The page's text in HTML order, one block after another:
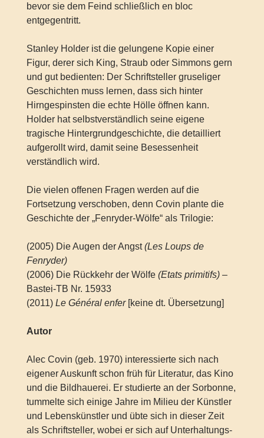
bevor sie dem Feind schließlich en bloc
entgegentritt.
Stanley Holder ist die gelungene Kopie einer
Figur, derer sich King, Straub oder Simmons gern
und gut bedienten: Der Schriftsteller gruseliger
Geschichten muss lernen, dass sich hinter
Hirngespinsten die echte Hölle öffnen kann.
Holder hat selbstverständlich seine eigene
tragische Hintergrundgeschichte, die detailliert
aufgerollt wird, damit seine Besessenheit
verständlich wird.
Die vielen offenen Fragen werden auf die
Fortsetzung verschoben, denn Covin plante die
Geschichte der „Fenryder-Wölfe“ als Trilogie:
(2005) Die Augen der Angst(Les Loups de
Fenryder)
(2006) Die Rückkehr der Wölfe (Etats primitifs)–
Bastei-TB Nr. 15933
(2011) Le Général enfer[keine dt. Übersetzung]
Autor
Alec Covin (geb. 1970) interessierte sich nach
eigener Auskunft schon früh für Literatur, das Kino
und die Bildhauerei. Er studierte an der Sorbonne,
tummelte sich einige Jahre im Milieu der Künstler
und Lebenskünstler und übte sich in dieser Zeit
als Schriftsteller, wobei er sich auf Unterhaltungs-